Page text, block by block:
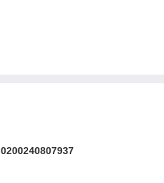
0200240807937